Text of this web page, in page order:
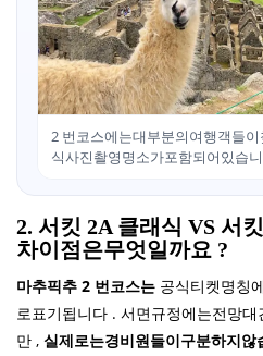
2 번코스에는대부분의여행객들
식사진촬영명소가포함되어있습
2. 서킷 2A 클래식 VS 서
차이점은무엇일까요 ?
마추픽추 2 번코스는 공식티켓명칭에
로표기됩니다 . 서면규정에는전망
만 , 실제로는경비원들이구분하지않